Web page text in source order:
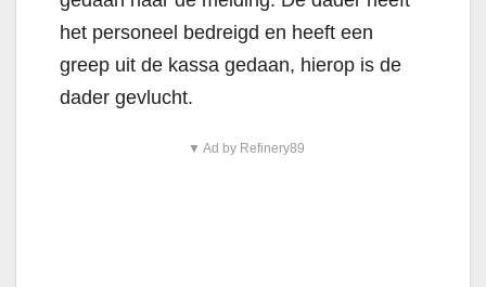
het personeel bedreigd en heeft een
greep uit de kassa gedaan, hierop is de
dader gevlucht.
▼ Ad by Refinery89